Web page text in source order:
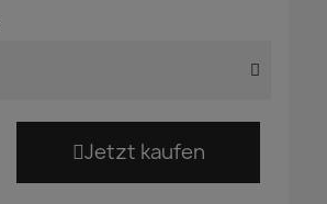
Jetzt kaufen